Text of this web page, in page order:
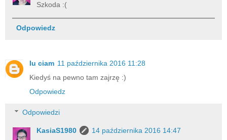
Szkoda :(
Odpowiedz
lu ciam 11 października 2016 11:28
Kiedyś na pewno tam zajrzę :)
Odpowiedz
Odpowiedzi
KasiaS1980
14 października 2016 14:47